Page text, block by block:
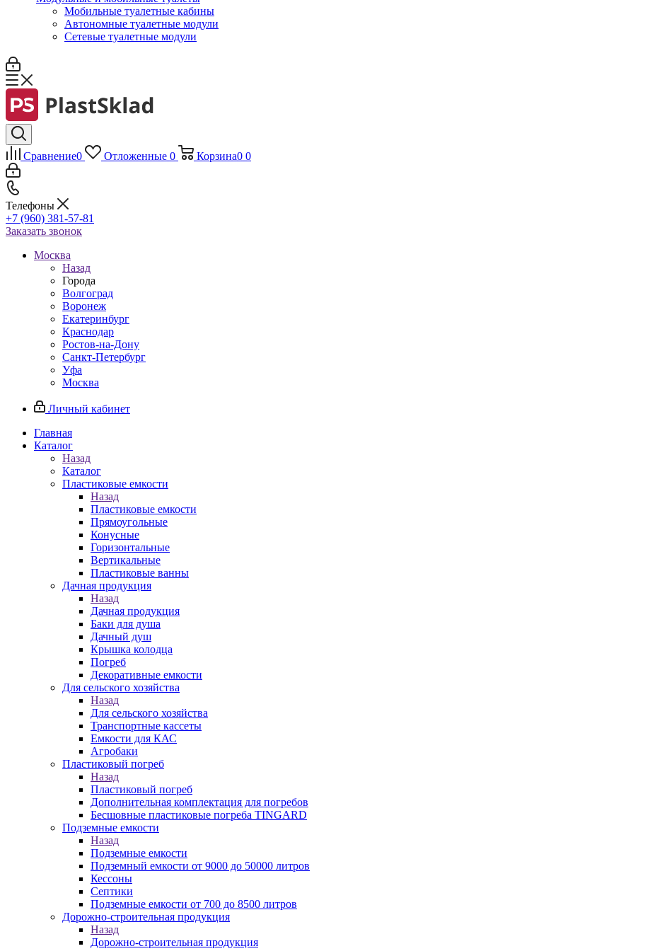
Мобильные туалетные кабины
Автономные туалетные модули
Сетевые туалетные модули
Сравнение0 Отложенные 0 Корзина0 0
Телефоны
+7 (960) 381-57-81
Заказать звонок
Москва
Назад
Города
Волгоград
Воронеж
Екатеринбург
Краснодар
Ростов-на-Дону
Санкт-Петербург
Уфа
Москва
Личный кабинет
Главная
Каталог
Назад
Каталог
Пластиковые емкости
Назад
Пластиковые емкости
Прямоугольные
Конусные
Горизонтальные
Вертикальные
Пластиковые ванны
Дачная продукция
Назад
Дачная продукция
Баки для душа
Дачный душ
Крышка колодца
Погреб
Декоративные емкости
Для сельского хозяйства
Назад
Для сельского хозяйства
Транспортные кассеты
Емкости для КАС
Агробаки
Пластиковый погреб
Назад
Пластиковый погреб
Дополнительная комплектация для погребов
Бесшовные пластиковые погреба TINGARD
Подземные емкости
Назад
Подземные емкости
Подземный емкости от 9000 до 50000 литров
Кессоны
Септики
Подземные емкости от 700 до 8500 литров
Дорожно-строительная продукция
Назад
Дорожно-строительная продукция